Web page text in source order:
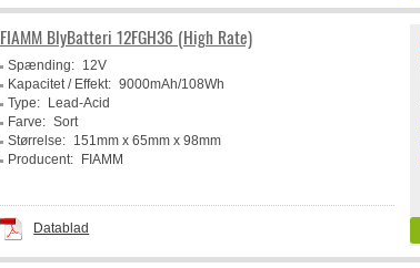
FIAMM BlyBatteri 12FGH36 (High Rate)
Spænding:
12V
Kapacitet / Effekt: 9000mAh/108Wh
Type:
Lead-Acid
Farve: Sort
Størrelse:
151mm x 65mm x 98mm
Producent:
FIAMM
Datablad